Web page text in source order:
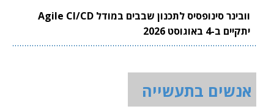
וובינר סינופסיס לתכנון שבבים במודל Agile CI/CD
יתקיים ב-4 באוגוסט 2026
אנשים בתעשייה